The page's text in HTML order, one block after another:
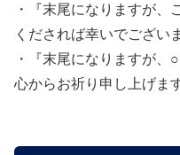
・『末尾になりますが、
くだされば幸いでござい
・『末尾になりますが
心からお祈り申し上げます